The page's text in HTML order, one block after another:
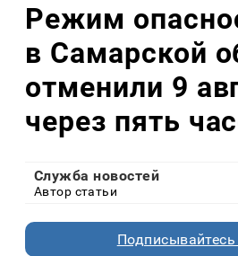
Режим
в Самарской
отменили 9
через пять
Служба новостей
Автор статьи